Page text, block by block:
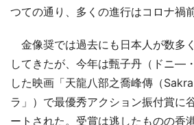
つての通り、多くの進行はコロナ禍
金像奨では過去にも日本人が数多
してきたが、今年は甄子丹（ドニ―
した映画「天龍八部之喬峰傳（
ラ」）で最優秀アクション振付賞に
ートされた。受賞は逃したものの香